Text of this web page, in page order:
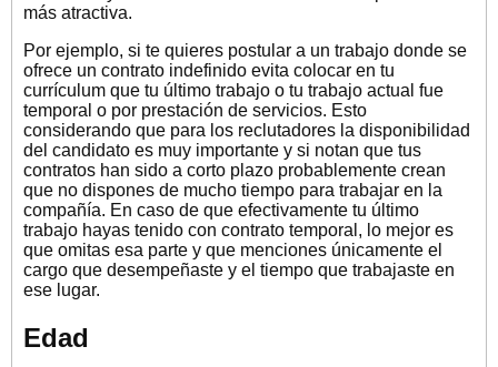
más atractiva.
Por ejemplo, si te quieres postular a un trabajo donde se
ofrece un contrato indefinido evita colocar en tu
currículum que tu último trabajo o tu trabajo actual fue
temporal o por prestación de servicios. Esto
considerando que para los reclutadores la disponibilidad
del candidato es muy importante y si notan que tus
contratos han sido a corto plazo probablemente crean
que no dispones de mucho tiempo para trabajar en la
compañía. En caso de que efectivamente tu último
trabajo hayas tenido con contrato temporal, lo mejor es
que omitas esa parte y que menciones únicamente el
cargo que desempeñaste y el tiempo que trabajaste en
ese lugar.
Edad